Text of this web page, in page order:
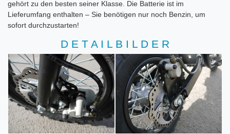
gehört zu den besten seiner Klasse. Die Batterie ist im
Lieferumfang enthalten – Sie benötigen nur noch Benzin, um
sofort durchzustarten!
D E T A I L B I L D E R